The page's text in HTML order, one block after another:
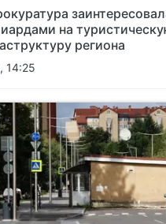
на
региона
14:25